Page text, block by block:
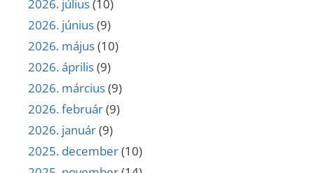
2026. július(10)
2026. június(9)
2026. május(10)
2026. április(9)
2026. március(9)
2026. február(9)
2026. január(9)
2025. december(10)